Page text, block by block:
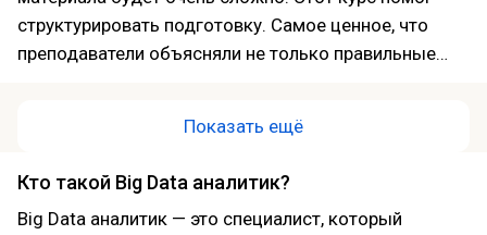
структурировать подготовку. Самое ценное, что
преподаватели объясняли не только правильные
намного понятнее. Учиться приходилось
дисциплины здесь и не получится. Экзамен в итоге
сдал с первого раза.
Показать ещё
Кто такой Big Data аналитик?
Big Data аналитик — это специалист, который